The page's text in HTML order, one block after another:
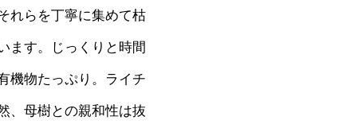
れらを丁寧に集めて枯
ます。じっくりと時間
機物たっぷり。ライチ
、母樹との親和性は抜